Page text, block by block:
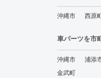
沖縄市 西原
車パーツを市
沖縄市 浦添
金武町